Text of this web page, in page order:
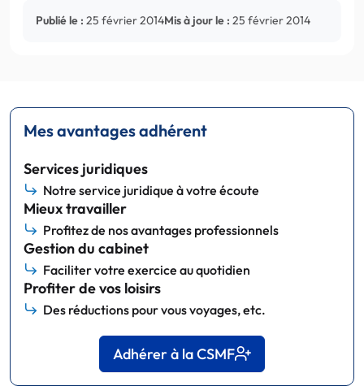
Publié le : 25 février 2014Mis à jour le : 25 février 2014
Mes avantages adhérent
Services juridiques
Notre service juridique à votre écoute
Mieux travailler
Profitez de nos avantages professionnels
Gestion du cabinet
Faciliter votre exercice au quotidien
Profiter de vos loisirs
Des réductions pour vous voyages, etc.
Adhérer à la CSMF